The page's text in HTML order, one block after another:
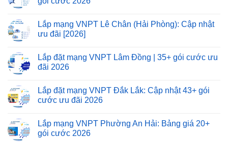
Lắp mạng VNPT Lê Chân (Hải Phòng): Cập nhật
ưu đãi [2026]
Lắp đặt mạng VNPT Lâm Đồng | 35+ gói cước ưu
đãi 2026
Lắp đặt mạng VNPT Đắk Lắk: Cập nhật 43+ gói
cước ưu đãi 2026
Lắp mạng VNPT Phường An Hải: Bảng giá 20+
gói cước 2026